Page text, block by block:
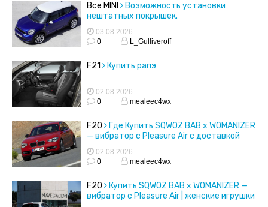
Все MINI
Возможность установки
нештатных покрышек.
03.08.2026
0
L_Gulliveroff
F21 Купить рапэ
02.08.2026
0
mealeec4wx
F20
Где Купить SQWOZ BAB x WOMANIZER
— вибратор с Pleasure Air с доставкой
02.08.2026
0
mealeec4wx
F20
Купить SQWOZ BAB x WOMANIZER —
вибратор с Pleasure Air | женские игрушки